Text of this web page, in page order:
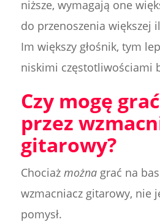
niższe, wymagają one
do przenoszenia większej
Im większy głośnik, tym
niskimi częstotliwościami
Czy mogę
przez
gitarowy?
Chociaż możnagrać na
wzmacniacz gitarowy, nie
pomysł.